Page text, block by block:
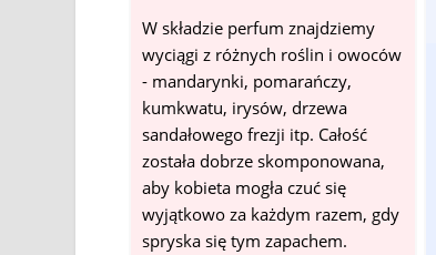
W składzie perfum znajdziemy
wyciągi z różnych roślin i owoców
- mandarynki, pomarańczy,
kumkwatu, irysów, drzewa
sandałowego frezji itp. Całość
została dobrze skomponowana,
aby kobieta mogła czuć się
wyjątkowo za każdym razem, gdy
spryska się tym zapachem.